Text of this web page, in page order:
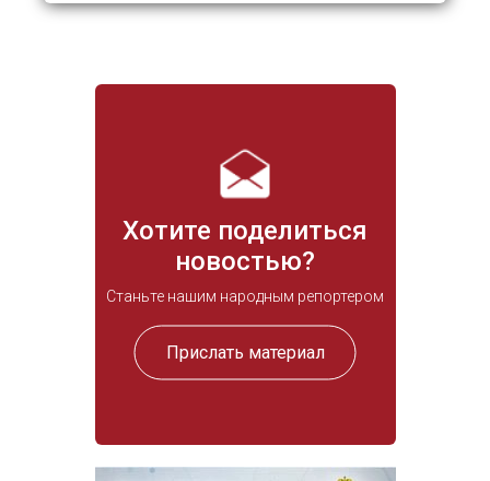
Хотите поделиться
новостью?
Станьте нашим народным репортером
Прислать материал